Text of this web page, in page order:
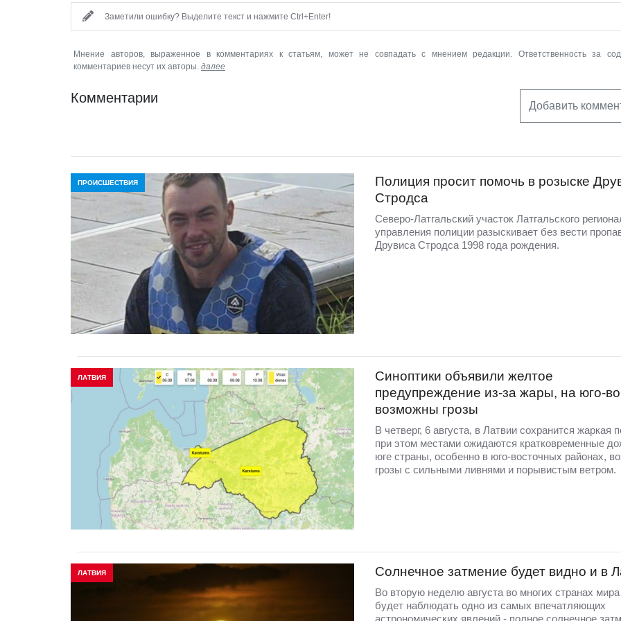
Заметили ошибку? Выделите текст и нажмите Ctrl+Enter!
Мнение авторов, выраженное в комментариях к статьям, может не совпадать с мнением редакции. Ответственность за
комментариев несут их авторы. далее
Комментарии
Добавить
ПРОИСШЕСТВИЯ
Полиция просит помочь в розыске
Стродса
Северо-Латгальский участок Латгальского
управления полиции разыскивает без вести
Друвиса Стродса 1998 года рождения.
ЛАТВИЯ
Синоптики объявили желтое
предупреждение из-за жары, на юго-
возможны грозы
В четверг, 6 августа, в Латвии сохранится жаркая
при этом местами ожидаются кратковременные
юге страны, особенно в юго-восточных районах,
грозы с сильными ливнями и порывистым ветром.
ЛАТВИЯ Солнечное затмение будет видно и в
Во вторую неделю августа во многих странах
будет наблюдать одно из самых впечатляющих
астрономических явлений - полное солнечное